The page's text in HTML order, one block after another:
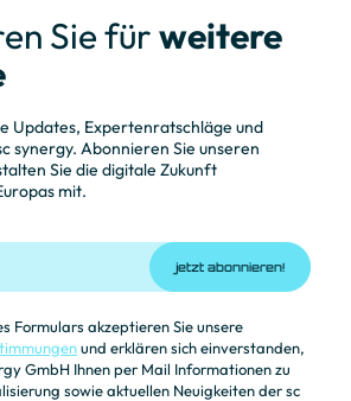
Sie fürweitere
Updates, Expertenratschläge und
synergy. Abonnieren Sie unseren
Sie die digitale Zukunft
mit.
jetzt abonnieren!
Formulars akzeptieren Sie unsere
und erklären sich einverstanden,
GmbH Ihnen per Mail Informationen zu
sowie aktuellen Neuigkeiten der sc